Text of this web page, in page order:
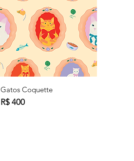
Gatos Coquette
R$ 400